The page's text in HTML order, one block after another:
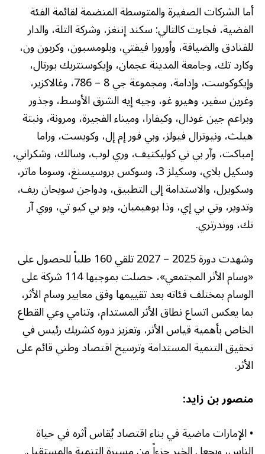
أما الشركات الصغيرة والمتوسطة المنضمة لقائمة الفئة
الفضية، فجاءت كالتالي: سكند إننغز، وشركة التلة، والدار
للفنادق والضيافة، وأورورا فيفتي، وبلومسبون، وكربون ون،
وكارد تك، وجامعة المدينة عجمان، وإيكوسنتريك بورتال،
وإيكوكوست، وإدامة، ومجموعة جي 8 – 786، وغالاكزير،
وغرين سفير، وهيرو غو، وجيه إيه الشرق الأوسط، وجذور
وبراعم جين غودال، وكيفارا، وميناء الفجيرة، ومرونة، ونبتة
هيلث، ونيوترال فيولز، وبي فور إم إل، وكويست، وراما
إمباكت، وآر بي تي كوليكتيف، وري لوب، وسالك، وشكراني،
وسكيل بلاي، وسكيلز 3، وسوكس بروسيسنغ، وسوما ماتر،
وسكويرل، والاستدامة إلى التطبيق، ودواجن سويحان ريف،
وتدوير، وتي بي إي، وذا بوهيميان، ويو بي كيو تي، ووي آر
تك، ووندرتري.
وشهدت دورة 2025 – 2027 تلقي 160 طلباً للحصول على
«وسام الأثر المجتمعي»، حصلت بموجبها 114 شركة على
الوسام بمختلف فئاته بعد تقييمها وفق معايير وسام الأثر،
بما يعكس اتساع نطاق الأثر المستدام، وتنامي وعي القطاع
الخاص بأهمية قياس الأثر، وتعزيز دوره كشريك رئيس في
تحقيق التنمية المستدامة وترسيخ اقتصاد وطني قائم على
الأثر.
منصور بن زايد:
• الإمارات ماضية في بناء اقتصاد يُقاس أثره في حياة